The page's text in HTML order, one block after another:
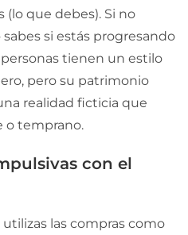
(lo que debes). Si no
si estás progresando
tienen un estilo
pero su patrimonio
realidad ficticia que
o temprano.
con el
las compras como